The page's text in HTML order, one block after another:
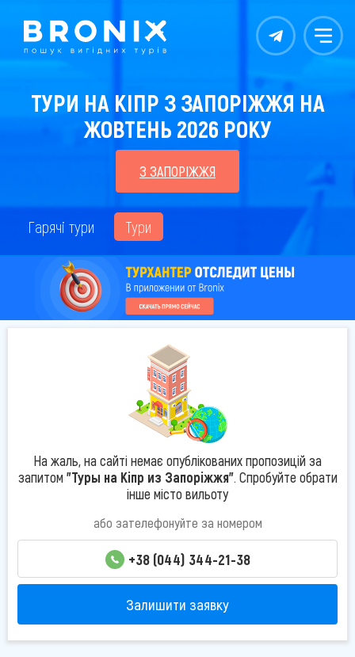
Контакты Меню
ТУРИ НА КІПР З ЗАПОРІЖЖЯ НА
ЖОВТЕНЬ 2026 РОКУ
З ЗАПОРІЖЖЯ
Гарячі тури Тури
На жаль, на сайті немає опублікованих пропозицій за
запитом "Туры на Кіпр из Запоріжжя". Спробуйте обрати
інше місто вильоту
або зателефонуйте за номером
+38 (044) 344-21-38
Залишити заявку